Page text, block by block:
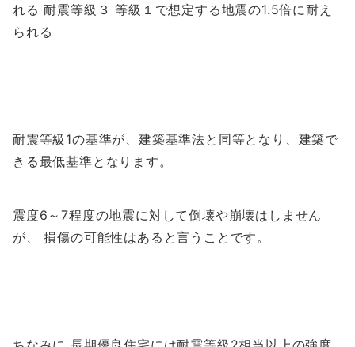
れる 耐震等級３ 等級１で想定する地震の1.5倍に耐え
られる
耐震等級1の基準が、建築基準法と同等となり、建築で
きる最低基準となります。
震度6～7程度の地震に対して倒壊や崩壊はしません
が、 損傷の可能性はあると言うことです。